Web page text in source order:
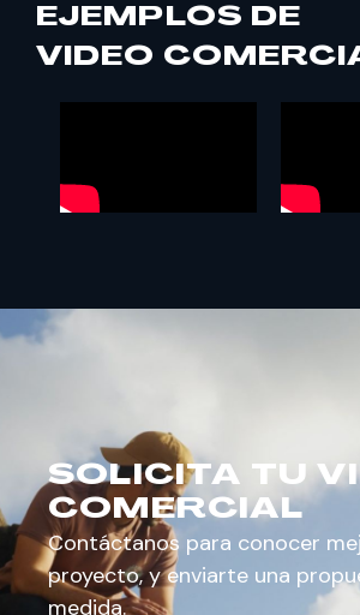
EJEMPLOS DE
VIDEO
SOLICITA TU
COMERCIAL
Contáctanos para conocer
proyecto, y enviarte una
medida.